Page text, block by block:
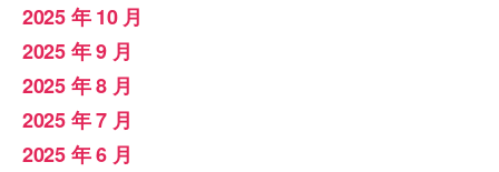
2025 年 10 月
2025 年 9 月
2025 年 8 月
2025 年 7 月
2025 年 6 月